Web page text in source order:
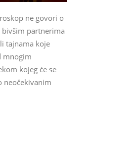
ne govori o
partnerima
tajnama koje
mnogim
kojeg će se
neočekivanim